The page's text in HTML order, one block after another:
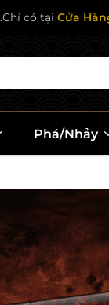
.Chỉ có tại Cửa
Phá/Nhảy